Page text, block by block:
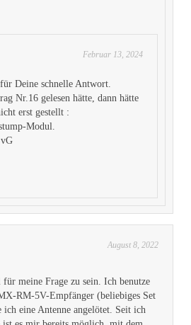
Februar 13, 2024
Deine schnelle Antwort.
Nr.16 gelesen hätte, dann hätte
erst gestellt :
Modul.
August 8, 2022
meine Frage zu sein. Ich benutze
RM-5V-Empfänger (beliebiges Set
eine Antenne angelötet. Seit ich